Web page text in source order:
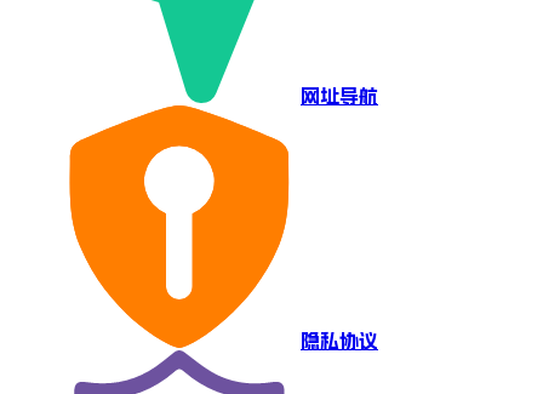
网址导航
隐私协议